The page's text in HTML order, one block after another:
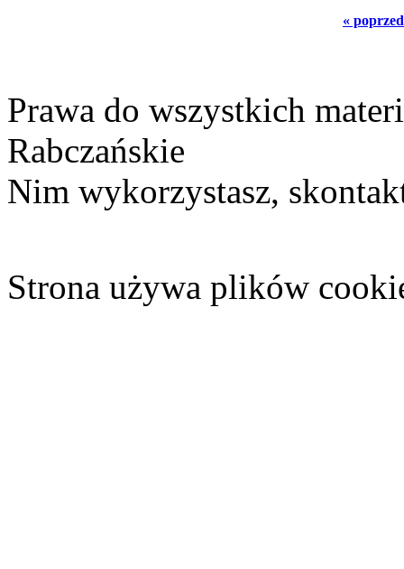
«
Prawa do wszystkich
Rabczańskie
Nim wykorzystasz,
Strona używa plików